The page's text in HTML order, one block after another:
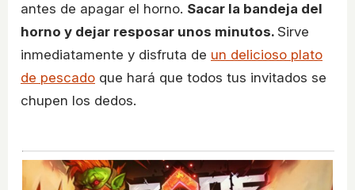
antes de apagar el horno. Sacar la bandeja del
horno y dejar resposar unos minutos. Sirve
inmediatamente y disfruta de un delicioso plato
de pescado que hará que todos tus invitados se
chupen los dedos.